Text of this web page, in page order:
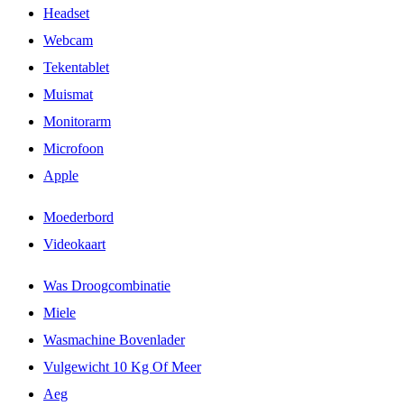
Headset
Webcam
Tekentablet
Muismat
Monitorarm
Microfoon
Apple
Moederbord
Videokaart
Was Droogcombinatie
Miele
Wasmachine Bovenlader
Vulgewicht 10 Kg Of Meer
Aeg